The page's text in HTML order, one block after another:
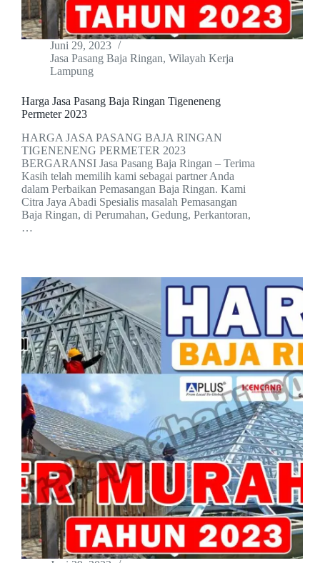
Juni 29, 2023
Jasa Pasang Baja Ringan, Wilayah Kerja
Lampung
Harga Jasa Pasang Baja Ringan Tigeneneng
Permeter 2023
HARGA JASA PASANG BAJA RINGAN
TIGENENENG PERMETER 2023
BERGARANSI Jasa Pasang Baja Ringan – Terima
Kasih telah memilih kami sebagai partner Anda
dalam Perbaikan Pemasangan Baja Ringan. Kami
Citra Jaya Abadi Spesialis masalah Pemasangan
Baja Ringan, di Perumahan, Gedung, Perkantoran,
…